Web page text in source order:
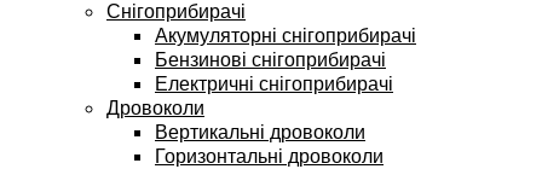
Снігоприбирачі
Акумуляторні снігоприбирачі
Бензинові снігоприбирачі
Електричні снігоприбирачі
Дровоколи
Вертикальні дровоколи
Горизонтальні дровоколи